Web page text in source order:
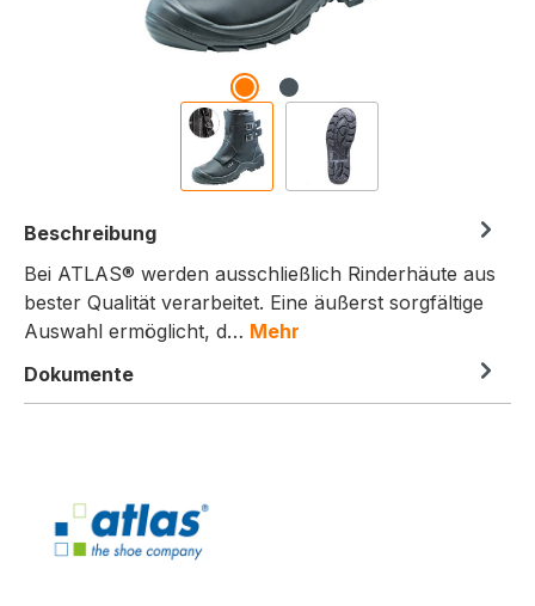
Beschreibung
Bei ATLAS® werden ausschließlich Rinderhäute aus
bester Qualität verarbeitet. Eine äußerst sorgfältige
Auswahl ermöglicht, d… Mehr
Dokumente